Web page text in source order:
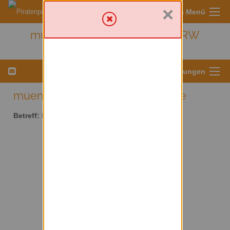
Sympa Menü
muenster - Kreis Münster/ NRW
Menü für Listeneinstellungen
muenster AT lists.piratenpartei.de
Betreff:
×